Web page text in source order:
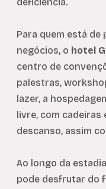
Para quem está de
negócios, o hotel
centro de
palestras,
lazer, a
livre, com cadeiras
descanso, assim
Ao longo da
pode desfrutar do